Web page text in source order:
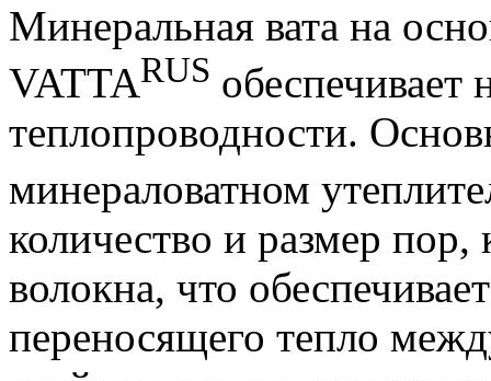
Минеральная вата на
VATTARUS обеспечивает
теплопроводности.
минераловатном
количество и размер пор,
волокна, что
переносящего тепло